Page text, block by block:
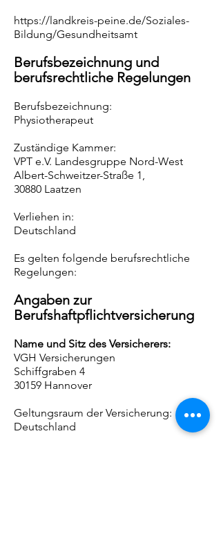
https://landkreis-peine.de/Soziales-
Bildung/Gesundheitsamt
Berufsbezeichnung und
berufsrechtliche Regelungen
Berufsbezeichnung:
Physiotherapeut
Zuständige Kammer:
VPT e.V. Landesgruppe Nord-West
Albert-Schweitzer-Straße 1,
30880 Laatzen
Verliehen in:
Deutschland
Es gelten folgende berufsrechtliche
Regelungen:
Angaben zur
Berufshaftpflichtversicherung
Name und Sitz des Versicherers:
VGH Versicherungen
Schiffgraben 4
30159 Hannover
Geltungsraum der Versicherung:
Deutschland